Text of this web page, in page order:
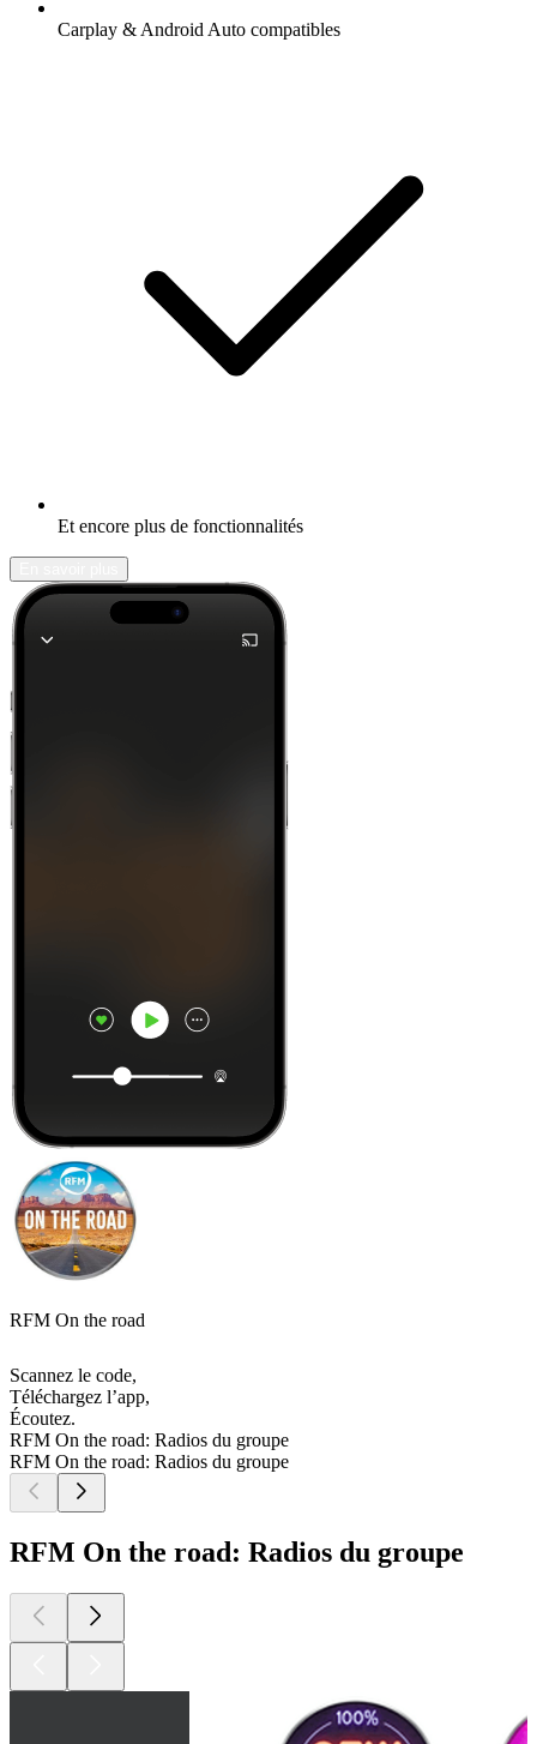
Carplay & Android Auto compatibles
Et encore plus de fonctionnalités
RFM On the road
Scannez le code,
Téléchargez l’app,
Écoutez.
RFM On the road: Radios du groupe
RFM On the road: Radios du groupe
RFM On the road: Radios du groupe